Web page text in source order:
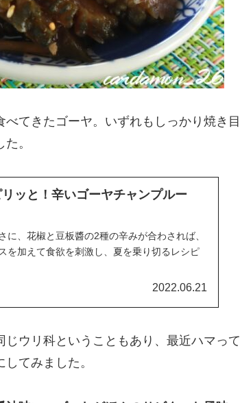
てきたゴーヤ。いずれもしっかり焼き目
。
リッと！辛いゴーヤチャンプルー
に、花椒と豆板醬の2種の辛みが合わされば、
を加えて食欲を刺激し、夏を乗り切るレシピ
2022.06.21
ウリ科ということもあり、最近ハマって
てみました。